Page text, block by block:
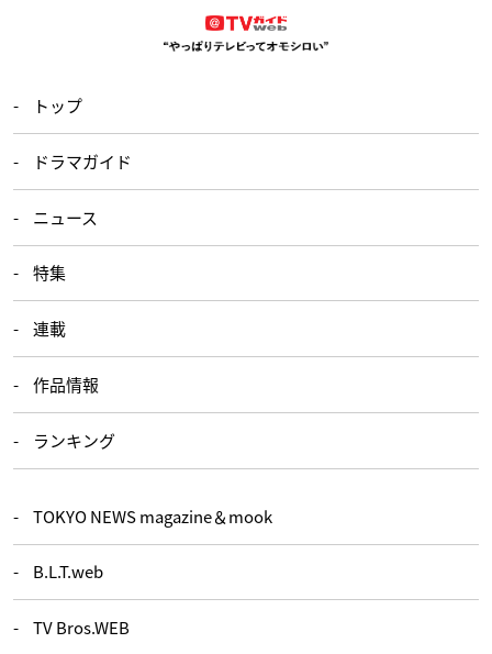
トップ
ドラマガイド
ニュース
特集
連載
作品情報
ランキング
TOKYO NEWS magazine＆mook
B.L.T.web
TV Bros.WEB